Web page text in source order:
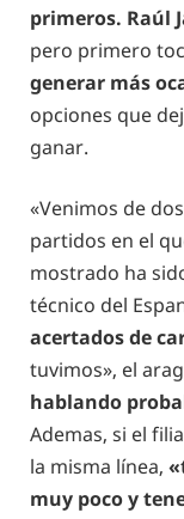
primeros. Raúl
pero primero
generar más
opciones que
ganar.
«Venimos de
partidos en el
mostrado ha
técnico del
acertados de
tuvimos», el
hablando
Ademas, si el
la misma línea,
muy poco y